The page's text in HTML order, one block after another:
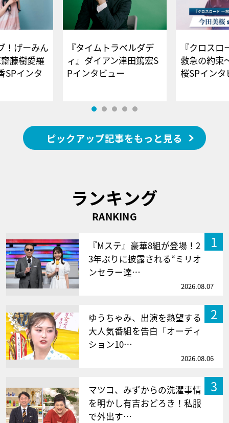
！げーみん
藤樹愛羅
SPインタ
『タイムトラベルダデ
ィ』ダイアン津田篤宏S
Pインタビュー
『クロス
救急の約束
桜SPイ
ピックアップ記事をもっと見る
ランキング
RANKING
1
『Mステ』豪華8組が登場！2
3年ぶりに披露される“ミリオ
ンセラー達…
2026.08.07
2
ゆうちゃみ、出演を熱望する
大人気番組を告白「オーディ
ション10…
2026.08.06
3
マツコ、みずからの洗濯事情
を明かし有吉おどろき！私服
で外出す…